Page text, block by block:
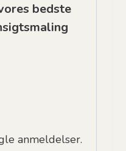
bedste
anmeldelser.